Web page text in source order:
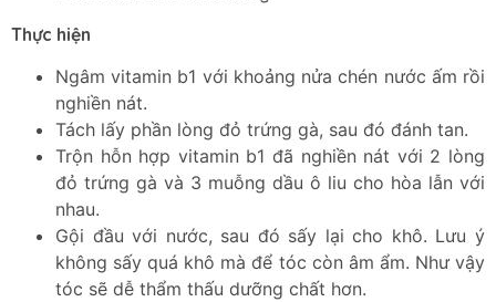
Thực hiện
Ngâm vitamin b1 với khoảng nửa chén nước ấm rồi
nghiền nát.
Tách lấy phần lòng đỏ trứng gà, sau đó đánh tan.
Trộn hỗn hợp vitamin b1 đã nghiền nát với 2 lòng
đỏ trứng gà và 3 muỗng dầu ô liu cho hòa lẫn với
nhau.
Gội đầu với nước, sau đó sấy lại cho khô. Lưu ý
không sấy quá khô mà để tóc còn âm ẩm. Như vậy
tóc sẽ dễ thẩm thấu dưỡng chất hơn.